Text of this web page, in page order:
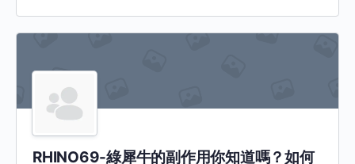
RHINO69-綠犀牛的副作用你知道嗎？如何